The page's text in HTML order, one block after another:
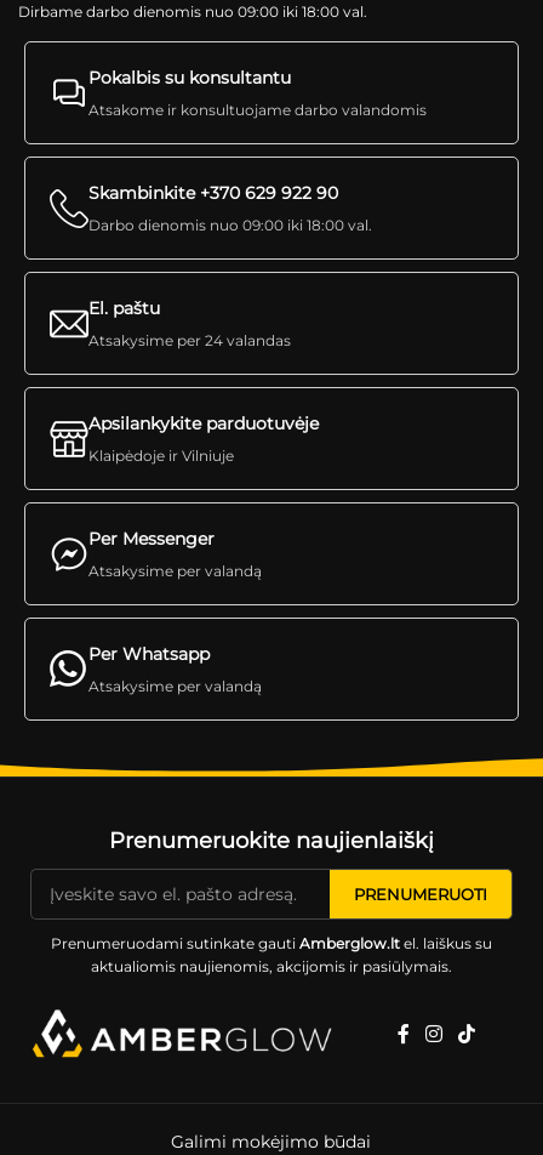
Dirbame darbo dienomis nuo 09:00 iki 18:00 val.
Pokalbis su konsultantu
Atsakome ir konsultuojame darbo valandomis
Skambinkite +370 629 922 90
Darbo dienomis nuo 09:00 iki 18:00 val.
Per Messenger
Atsakysime per valandą
El. paštu
Atsakysime per 24 valandas
Apsilankykite parduotuvėje
Klaipėdoje ir Vilniuje
Per Whatsapp
Atsakysime per valandą
Prenumeruokite naujienlaiškį
Prenumeruodami sutinkate gauti Amberglow.ltel. laiškus su
aktualiomis naujienomis, akcijomis ir pasiūlymais.
Galimi mokėjimo būdai